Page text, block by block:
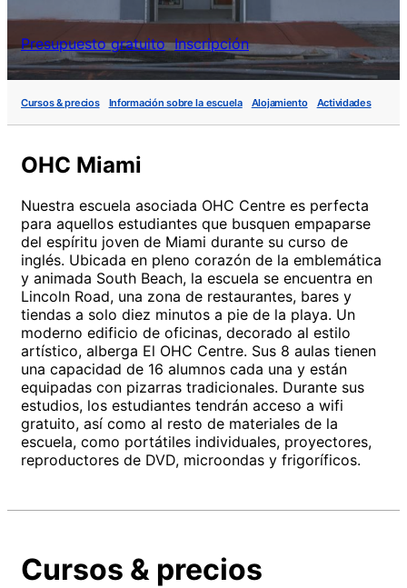
Presupuesto gratuito Inscripción
Cursos & precios Información sobre la escuela Alojamiento Actividades
OHC Miami
Nuestra escuela asociada OHC Centre es perfecta
para aquellos estudiantes que busquen empaparse
del espíritu joven de Miami durante su curso de
inglés. Ubicada en pleno corazón de la emblemática
y animada South Beach, la escuela se encuentra en
Lincoln Road, una zona de restaurantes, bares y
tiendas a solo diez minutos a pie de la playa. Un
moderno edificio de oficinas, decorado al estilo
artístico, alberga El OHC Centre. Sus 8 aulas tienen
una capacidad de 16 alumnos cada una y están
equipadas con pizarras tradicionales. Durante sus
estudios, los estudiantes tendrán acceso a wifi
gratuito, así como al resto de materiales de la
escuela, como portátiles individuales, proyectores,
reproductores de DVD, microondas y frigoríficos.
Cursos & precios